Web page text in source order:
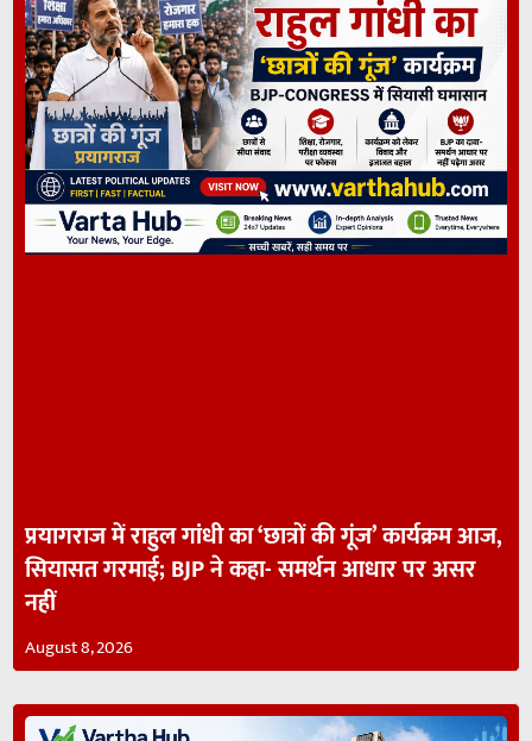
प्रयागराज में राहुल गांधी का ‘छात्रों की गूंज’ कार्यक्रम आज,
सियासत गरमाई; BJP ने कहा- समर्थन आधार पर असर
नहीं
August 8, 2026